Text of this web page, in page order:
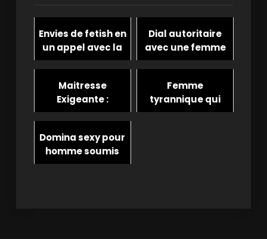
Envies de fetish en
un appel avec la
domina Lucy
Dial autoritaire
avec une femme
stricte : une
inoubliable
Maitresse
Exigeante :
Numéro Direct
Dominatrice
Femme
tyrannique qui
adore maltraiter
Domina sexy pour
homme soumis
obéissant et